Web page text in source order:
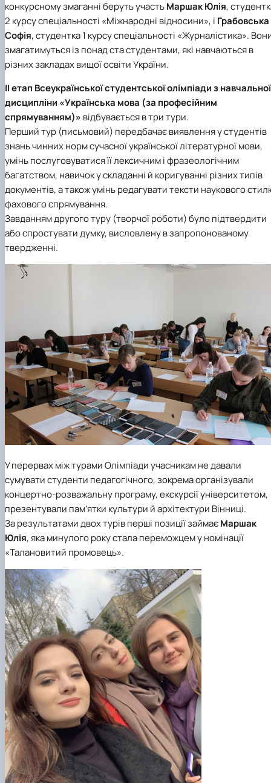
Іноземні мови
Працевлаштування
Їдальні та буфети
Студентські квитки
Центр вивчення мов
Психологічна підтримка
Інклюзивне середовище
Рада молодих вчених
Наукові школи
Стартап школа НУБіП України
Методичні рекомендації, пам'ятки
Форми документів
Патентно-ліцензійна діяльність
ЦКНО «Агропромисловий комплекс, лісове і
садово-паркове господарство, ветеринарна
медицина»
Обладнання НУБіП України
Біоетична комісія
Наукові видання
Досліднику та автору
Звіт про проведення НТЗ
Наукові журнали НУБіП України
Наукові журнали НУБіП України (English)
Пам'ятка про проведення науково-
заходів
Порядок планування та організації
проведення НТЗ
Результати науково-технічних заходів
Монографії
Наука для бізнесу
Каталог наукових послуг
«SEB-2024»
«SEB-2025»
Наглядова рада
Рада роботодавців
Благодійний фонд «Голосіївська ініціатива
2020»
Історія університету
Видатні випускники та працівники
Звіт ректора
Пам'яті захисників України
Почесні доктори і професори НУБіП України
Пресслужба
Університетський кур'єр
Вибори ректора
Програма розвитку університету
ініціатива – 2025»
Доступ до публічної інформації
Державні закупівлі
Офіційна символіка
Антикорупційні заходи
Уповноважена особа з питань запобігання
виявлення корупції
Положення про антикорупційного
уповноваженого НУБіП України
Національні нормативно-правові акти
Нормативно-правові акти НУБіП України
Інформаційні ресурси НАЗК
Методичні роз’яснення НАЗК
Антикорупційні заходи
Гендерна радниця
Контактна інформація
конкурсному змаганні беруть участьМаршак Юлія,
2 курсуспеціальності «Міжнародні відносини», і Грабовська
Софія, студентка 1 курсуспеціальності «Журналістика».
змагатимуться із понад ста студентами, які навчаються в
різних закладах вищої освіти України.
II етап Всеукраїнської студентської олімпіади з навчальної
дисципліни «Українська мова (за професійним
спрямуванням)» відбувається в три тури.
Перший тур (письмовий) передбачає виявлення у студентів
знань чинних норм сучасної української літературної мови,
умінь послуговуватися її лексичним і фразеологічним
багатством, навичок у складанні й коригуванні різних типів
документів, а також умінь редагувати тексти наукового
фахового спрямування.
Завданням другого туру (творчої роботи) було підтвердити
або спростувати думку, висловлену в запропонованому
твердженні.
У перервах між турами Олімпіади учасникам не давали
сумувати студенти педагогічного, зокрема організували
концертно-розважальну програму, екскурсії університетом,
презентували пам’ятки культури й архітектури Вінниці.
За результатами двох турів перші позиції займаєМаршак
Юлія, яка минулого року стала переможцем у номінації
«Талановитий промовець».